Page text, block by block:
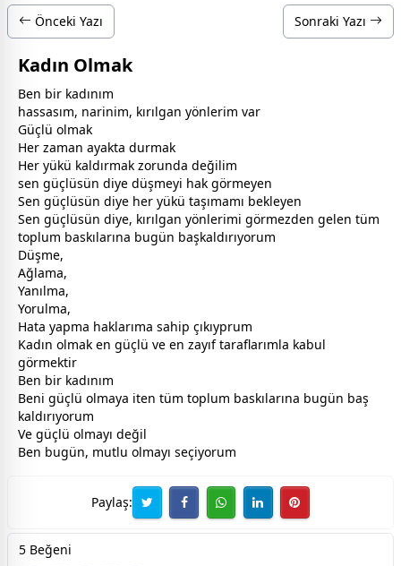
Önceki Yazı Sonraki Yazı
Kadın Olmak
Ben bir kadınım
hassasım, narinim, kırılgan yönlerim var
Güçlü olmak
Her zaman ayakta durmak
Her yükü kaldırmak zorunda değilim
sen güçlüsün diye düşmeyi hak görmeyen
Sen güçlüsün diye her yükü taşımamı bekleyen
Sen güçlüsün diye, kırılgan yönlerimi görmezden gelen tüm
toplum baskılarına bugün başkaldırıyorum
Düşme,
Ağlama,
Yanılma,
Yorulma,
Hata yapma haklarıma sahip çıkıyprum
Kadın olmak en güçlü ve en zayıf taraflarımla kabul
görmektir
Ben bir kadınım
Beni güçlü olmaya iten tüm toplum baskılarına bugün baş
kaldırıyorum
Ve güçlü olmayı değil
Ben bugün, mutlu olmayı seçiyorum
Paylaş:
5 Beğeni